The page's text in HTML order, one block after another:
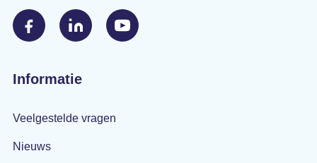
Informatie
Veelgestelde vragen
Nieuws